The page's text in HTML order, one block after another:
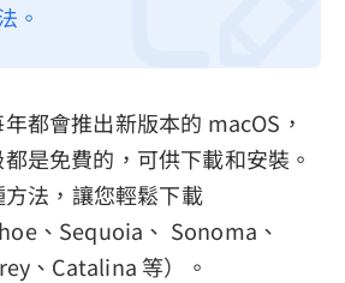
。
都會推出新版本的 macOS，
是免費的，可供下載和安裝。
法，讓您輕鬆下載
、Sequoia、 Sonoma、
、Catalina 等）。